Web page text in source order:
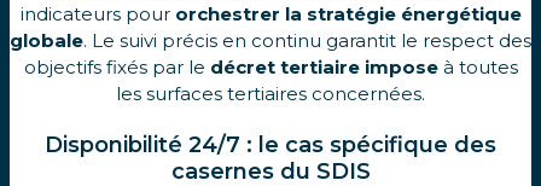
indicateurs pour orchestrer la stratégie énergétique
globale. Le suivi précis en continu garantit le respect des
objectifs fixés par le décret tertiaire imposeà toutes
les surfaces tertiaires concernées.
Disponibilité 24/7 : le cas spécifique des
casernes du SDIS